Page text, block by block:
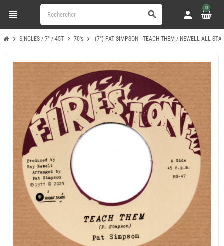
view_headline search person
0
chevron_right SINGLES / 7" / 45T chevron_right 70's chevron_right (7") PAT SIMPSON - TEACH THEM / NEWELL ALL